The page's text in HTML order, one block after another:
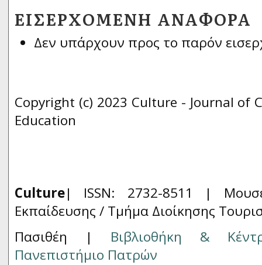
ΕΙΣΕΡΧΌΜΕΝΗ ΑΝΑΦΟΡΆ
Δεν υπάρχουν προς το παρόν
Copyright (c) 2023 Culture - Journal of
Education
Culture| ISSN: 2732-8511 |
Εκπαίδευσης / Τμήμα Διοίκησης
Πασιθέη | Βιβλιοθήκη &
Πανεπιστήμιο Πατρών